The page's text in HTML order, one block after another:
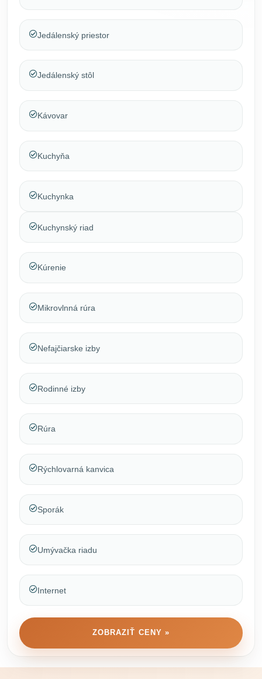
Jedálenský priestor
Jedálenský stôl
Kávovar
Kuchyňa
Kuchynka
Kuchynský riad
Kúrenie
Mikrovlnná rúra
Nefajčiarske izby
Rodinné izby
Rúra
Rýchlovarná kanvica
Sporák
Umývačka riadu
Internet
ZOBRAZIŤ CENY »